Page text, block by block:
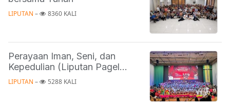
LIPUTAN – 8360 KALI
Perayaan Iman, Seni, dan
Kepedulian (Liputan Pagel...
LIPUTAN – 5288 KALI